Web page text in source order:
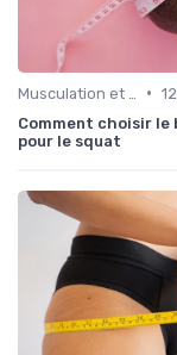
•
Comment choisir le
pour le squat